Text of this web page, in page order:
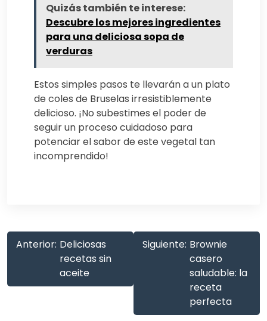
Quizás también te interese:
Descubre los mejores ingredientes
para una deliciosa sopa de
verduras
Estos simples pasos te llevarán a un plato
de coles de Bruselas irresistiblemente
delicioso. ¡No subestimes el poder de
seguir un proceso cuidadoso para
potenciar el sabor de este vegetal tan
incomprendido!
Anterior: Deliciosas
recetas sin
aceite
Siguiente: Brownie
casero
saludable: la
receta
perfecta